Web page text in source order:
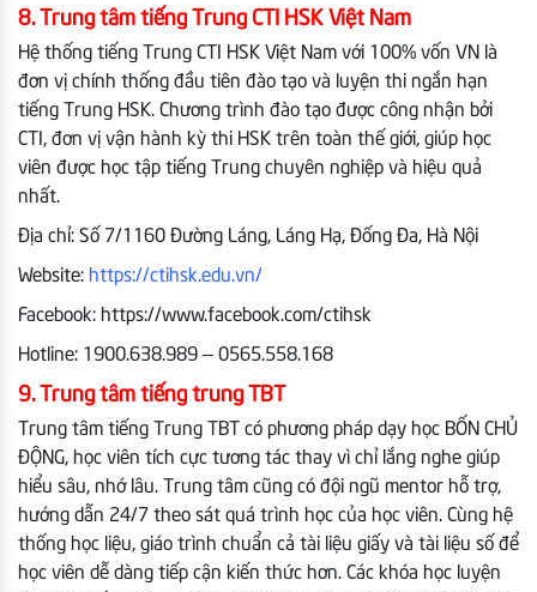
8. Trung tâm tiếng Trung CTI HSK Việt Nam
Hệ thống tiếng Trung CTI HSK Việt Nam với 100% vốn VN là
đơn vị chính thống đầu tiên đào tạo và luyện thi ngắn hạn
tiếng Trung HSK. Chương trình đào tạo được công nhận bởi
CTI, đơn vị vận hành kỳ thi HSK trên toàn thế giới, giúp học
viên được học tập tiếng Trung chuyên nghiệp và hiệu quả
nhất.
Địa chỉ: Số 7/1160 Đường Láng, Láng Hạ, Đống Đa, Hà Nội
Website: https://ctihsk.edu.vn/
Facebook: https://www.facebook.com/ctihsk
Hotline: 1900.638.989 – 0565.558.168
9. Trung tâm tiếng trung TBT
Trung tâm tiếng Trung TBT có phương pháp dạy học BỐN CHỦ
ĐỘNG, học viên tích cực tương tác thay vì chỉ lắng nghe giúp
hiểu sâu, nhớ lâu. Trung tâm cũng có đội ngũ mentor hỗ trợ,
hướng dẫn 24/7 theo sát quá trình học của học viên. Cùng hệ
thống học liệu, giáo trình chuẩn cả tài liệu giấy và tài liệu số để
học viên dễ dàng tiếp cận kiến thức hơn. Các khóa học luyện